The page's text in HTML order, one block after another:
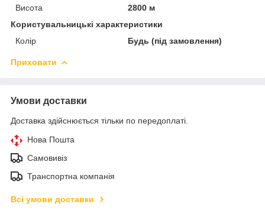
Висота
2800 м
Користувальницькі характеристики
Колір
Будь (під замовлення)
Приховати
Умови доставки
Доставка здійснюється тільки по передоплаті.
Нова Пошта
Самовивіз
Транспортна компанія
Всі умови доставки